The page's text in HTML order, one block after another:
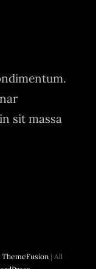
sit massa
ThemeFusion| All